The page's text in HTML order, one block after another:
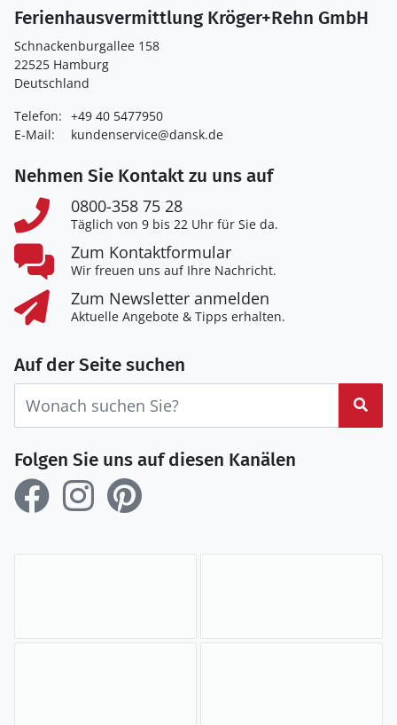
Ferienhausvermittlung Kröger+Rehn GmbH
Schnackenburgallee 158
22525 Hamburg
Deutschland
Telefon: +49 40 5477950
E-Mail:
kundenservice@dansk.de
Nehmen Sie Kontakt zu uns auf
0800-358 75 28
Täglich von 9 bis 22 Uhr für Sie da.
Zum Kontaktformular
Wir freuen uns auf Ihre Nachricht.
Zum Newsletter anmelden
Aktuelle Angebote & Tipps erhalten.
Auf der Seite suchen
Folgen Sie uns auf diesen Kanälen